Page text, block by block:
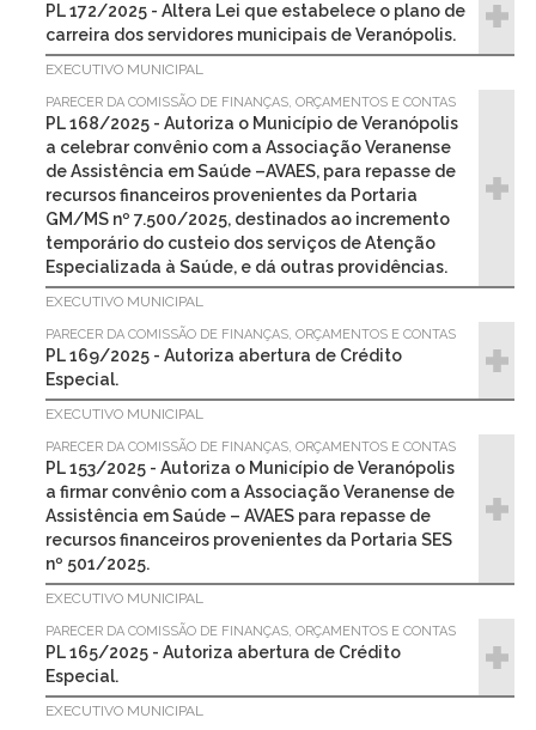
PL 172/2025 - Altera Lei que estabelece o plano de
carreira dos servidores municipais de Veranópolis.
EXECUTIVO MUNICIPAL
PARECER DA COMISSÃO DE FINANÇAS, ORÇAMENTOS E CONTAS
PL 168/2025 - Autoriza o Município de Veranópolis
a celebrar convênio com a Associação Veranense
de Assistência em Saúde –AVAES, para repasse de
recursos financeiros provenientes da Portaria
GM/MS nº 7.500/2025, destinados ao incremento
temporário do custeio dos serviços de Atenção
Especializada à Saúde, e dá outras providências.
EXECUTIVO MUNICIPAL
PARECER DA COMISSÃO DE FINANÇAS, ORÇAMENTOS E CONTAS
PL 169/2025 - Autoriza abertura de Crédito
Especial.
EXECUTIVO MUNICIPAL
PARECER DA COMISSÃO DE FINANÇAS, ORÇAMENTOS E CONTAS
PL 153/2025 - Autoriza o Município de Veranópolis
a firmar convênio com a Associação Veranense de
Assistência em Saúde – AVAES para repasse de
recursos financeiros provenientes da Portaria SES
nº 501/2025.
EXECUTIVO MUNICIPAL
PARECER DA COMISSÃO DE FINANÇAS, ORÇAMENTOS E CONTAS
PL 165/2025 - Autoriza abertura de Crédito
Especial.
EXECUTIVO MUNICIPAL